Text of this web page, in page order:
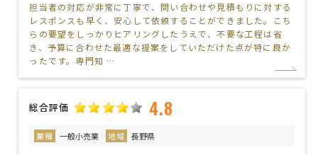
担当者の対応が非常に丁寧で、問い合わせや見積もりに対する
レスポンスも早く、安心して依頼することができました。こち
らの要望をしっかりヒアリングしたうえで、不要な工程は省
き、予算に合わせた最適な提案をしていただけた点が特に良か
ったです。専門知 …
総合評価 4.8
業種 一般小売業 地域 長野県